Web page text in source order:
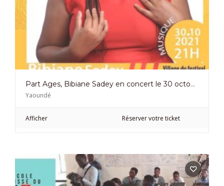
Part Ages, Bibiane Sadey en concert le 30 octobre 21
Yaoundé
Afficher Réserver votre ticket